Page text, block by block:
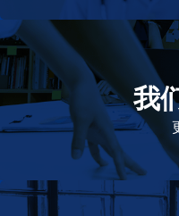
我
作为一个负责任的企
及的药物